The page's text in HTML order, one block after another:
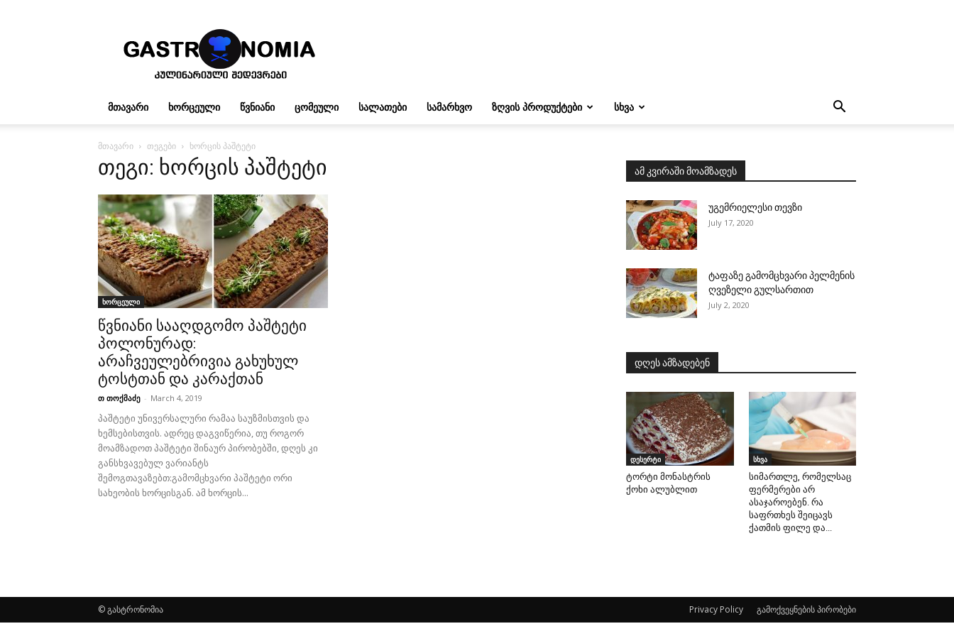
გასტრონომია
ᲛᲗᲐᲕᲐᲠᲘ ᲮᲝᲠᲪᲔᲣᲚᲘ ᲬᲕᲜᲘᲐᲜᲘ ᲪᲝᲛᲔᲣᲚᲘ ᲡᲐᲚᲐᲗᲔᲑᲘ ᲡᲐᲛᲐᲠᲮᲕᲝ ᲖᲦᲕᲘᲡ ᲞᲠᲝᲓᲣᲥᲢᲔᲑᲘ ᲡᲮᲕᲐ
მთავარი თეგები ხორცის პაშტეტი
თეგი: ხორცის პაშტეტი
ხორცეული
წვნიანი სააღდგომო პაშტეტი
პოლონურად:
არაჩვეულებრივია გახუხულ
ტოსტთან და კარაქთან
თ თოქმაძე - March 4, 2019
პაშტეტი უნივერსალური რამაა საუზმისთვის და
ხემსებისთვის. ადრეც დაგვიწერია, თუ როგორ
მოამზადოთ პაშტეტი შინაურ პირობებში, დღეს კი
განსხვავებულ ვარიანტს
შემოგთავაზებთ:გამომცხვარი პაშტეტი ორი
სახეობის ხორცისგან. ამ ხორცის...
ამ კვირაში მოამზადეს
უგემრიელესი თევზი
July 17, 2020
ტაფაზე გამომცხვარი პელმენის
ღვეზელი გულსართით
July 2, 2020
დღეს ამზადებენ
დესერტი
ტორტი მონასტრის
ქოხი ალუბლით
სხვა
სიმართლე, რომელსაც
ფერმერები არ
ასაჯაროებენ. რა
საფრთხეს შეიცავს
ქათმის ფილე და...
Privacy Policy გამოქვეყნების პირობები
© გასტრონომია